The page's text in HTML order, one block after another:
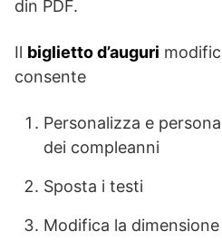
din PDF.
Il biglietto d’auguri
consente
Personalizza e
dei compleanni
Sposta i testi
Modifica la